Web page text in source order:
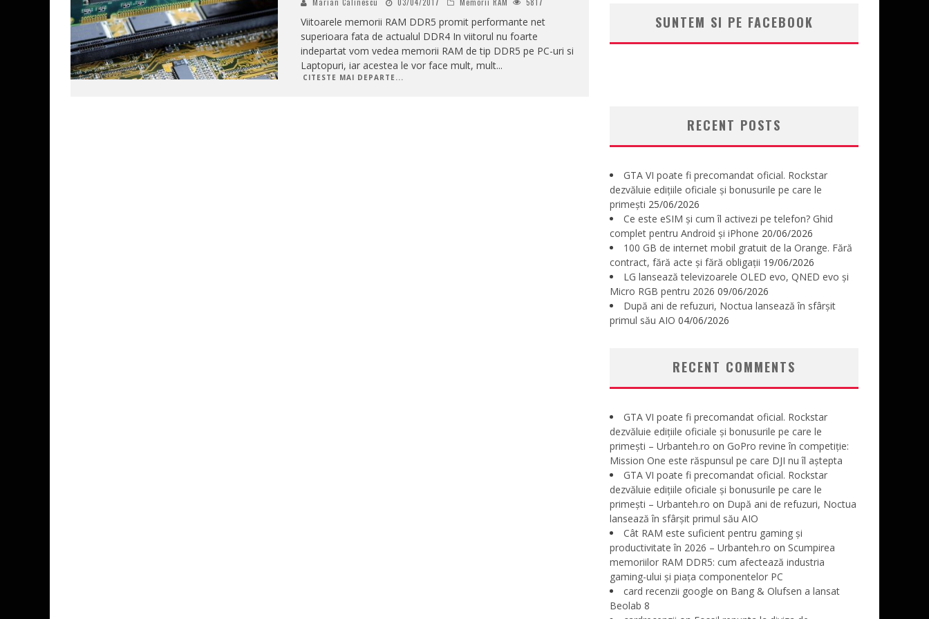
Viitoarele memorii RAM DDR5 promit performante net
superioara fata de actualul DDR4 In viitorul nu foarte
indepartat vom vedea memorii RAM de tip DDR5 pe PC-uri si
Laptopuri, iar acestea le vor face mult, mult...
CITESTE MAI DEPARTE...
SUNTEM SI PE FACEBOOK
RECENT POSTS
GTA VI poate fi precomandat oficial. Rockstar
dezvăluie edițiile oficiale și bonusurile pe care le
primești 25/06/2026
Ce este eSIM și cum îl activezi pe telefon? Ghid
complet pentru Android și iPhone 20/06/2026
100 GB de internet mobil gratuit de la Orange. Fără
contract, fără acte și fără obligații 19/06/2026
LG lansează televizoarele OLED evo, QNED evo și
Micro RGB pentru 2026 09/06/2026
După ani de refuzuri, Noctua lansează în sfârșit
primul său AIO 04/06/2026
RECENT COMMENTS
GTA VI poate fi precomandat oficial. Rockstar
dezvăluie edițiile oficiale și bonusurile pe care le
primești – Urbanteh.ro on GoPro revine în competiție:
Mission One este răspunsul pe care DJI nu îl aștepta
GTA VI poate fi precomandat oficial. Rockstar
dezvăluie edițiile oficiale și bonusurile pe care le
primești – Urbanteh.ro on După ani de refuzuri, Noctua
lansează în sfârșit primul său AIO
Cât RAM este suficient pentru gaming și
productivitate în 2026 – Urbanteh.ro on Scumpirea
memoriilor RAM DDR5: cum afectează industria
gaming-ului și piața componentelor PC
card recenzii google on Bang & Olufsen a lansat
Beolab 8